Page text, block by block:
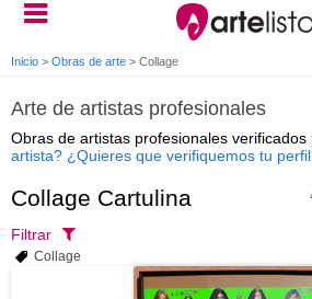
Inicio > Obras de arte > Collage
Arte de artistas profesionales
Obras de artistas profesionales verificados
artista? ¿Quieres que verifiquemos tu
Collage Cartulina
Filtrar
Collage